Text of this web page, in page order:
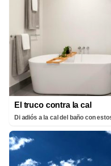
El truco contra la cal
Di adiós a la cal del baño con